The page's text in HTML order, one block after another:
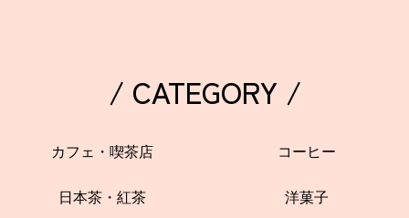
/ CATEGORY /
カフェ・喫茶店 コーヒー
日本茶・紅茶 洋菓子